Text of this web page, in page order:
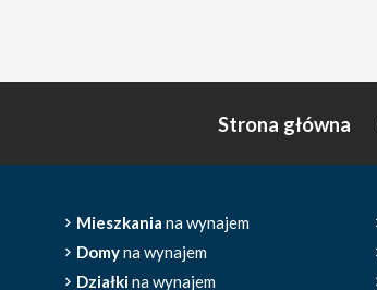
Strona główna
Mieszkania na wynajem
Domyna wynajem
Działkina wynajem